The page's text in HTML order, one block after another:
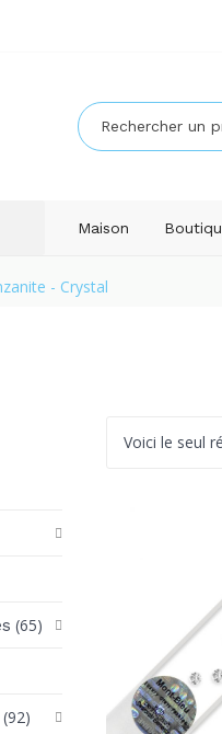
Maison
- Crystal
(65)
(92)
Voici le seul